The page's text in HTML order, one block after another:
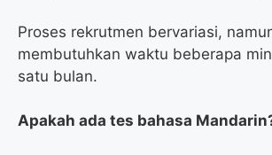
Proses rekrutmen bervariasi,
membutuhkan waktu beberapa
satu bulan.
Apakah ada tes bahasa